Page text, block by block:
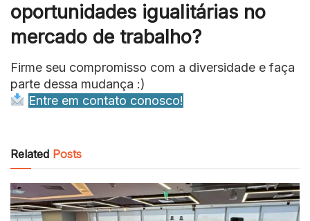
oportunidades igualitárias no
mercado de trabalho?
Firme seu compromisso com a diversidade e faça
parte dessa mudança :)
Entre em contato conosco!
Related Posts